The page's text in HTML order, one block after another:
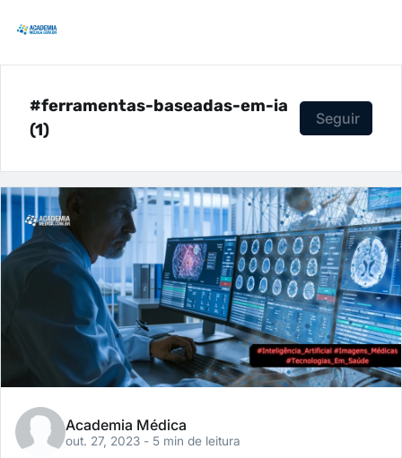
#ferramentas-baseadas-em-ia
(1)
Seguir
Academia Médica
out. 27, 2023 - 5 min de leitura